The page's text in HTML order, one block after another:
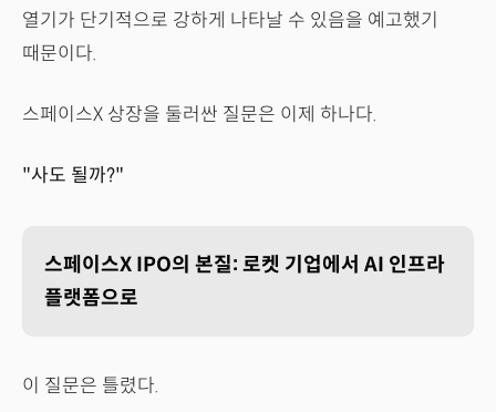
열기가 단기적으로 강하게 나타날 수 있음을 예고했기
때문이다.
스페이스X 상장을 둘러싼 질문은 이제 하나다.
"사도 될까?"
스페이스X IPO의 본질: 로켓 기업에서 AI 인프라
플랫폼으로
이 질문은 틀렸다.